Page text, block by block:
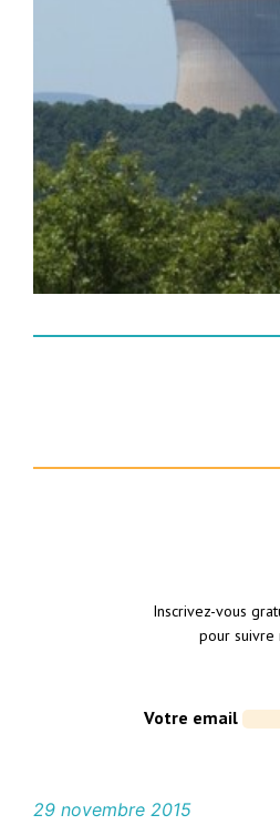
Inscrivez-vous
pour suivre
Votre email
29 novembre 2015